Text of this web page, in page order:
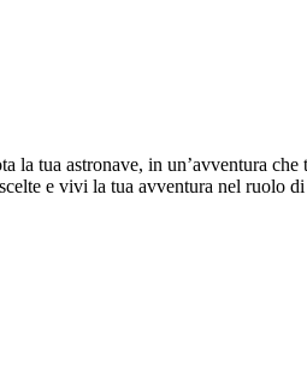
tua astronave, in un’avventura
e vivi la tua avventura nel ruolo